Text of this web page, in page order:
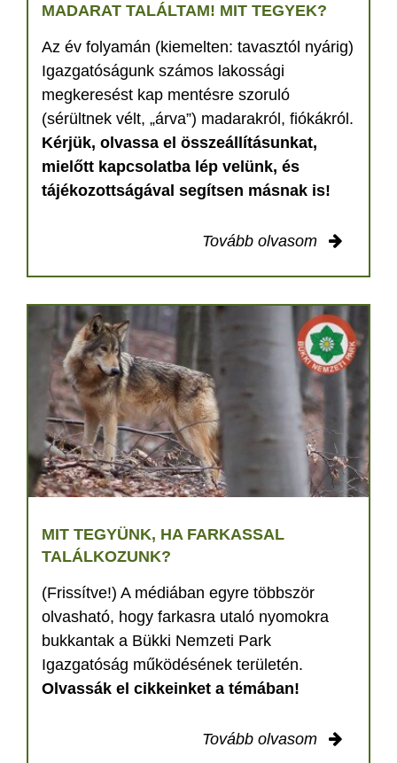
MADARAT TALÁLTAM! MIT TEGYEK?
Az év folyamán (kiemelten: tavasztól nyárig)
Igazgatóságunk számos lakossági
megkeresést kap mentésre szoruló
(sérültnek vélt, „árva”) madarakról, fiókákról.
Kérjük, olvassa el összeállításunkat,
mielőtt kapcsolatba lép velünk, és
tájékozottságával segítsen másnak is!
Tovább olvasom
MIT TEGYÜNK, HA FARKASSAL
TALÁLKOZUNK?
(Frissítve!) A médiában egyre többször
olvasható, hogy farkasra utaló nyomokra
bukkantak a Bükki Nemzeti Park
Igazgatóság működésének területén.
Olvassák el cikkeinket a témában!
Tovább olvasom